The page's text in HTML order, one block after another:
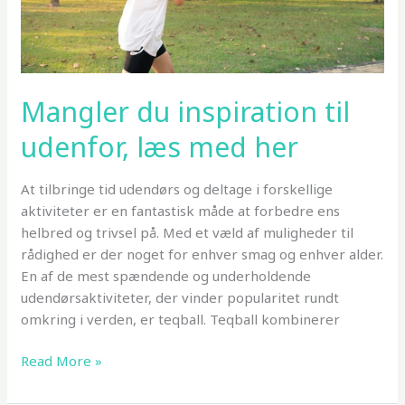
Mangler du inspiration til
udenfor, læs med her
At tilbringe tid udendørs og deltage i forskellige
aktiviteter er en fantastisk måde at forbedre ens
helbred og trivsel på. Med et væld af muligheder til
rådighed er der noget for enhver smag og enhver alder.
En af de mest spændende og underholdende
udendørsaktiviteter, der vinder popularitet rundt
omkring i verden, er teqball. Teqball kombinerer
Mangler
Read More »